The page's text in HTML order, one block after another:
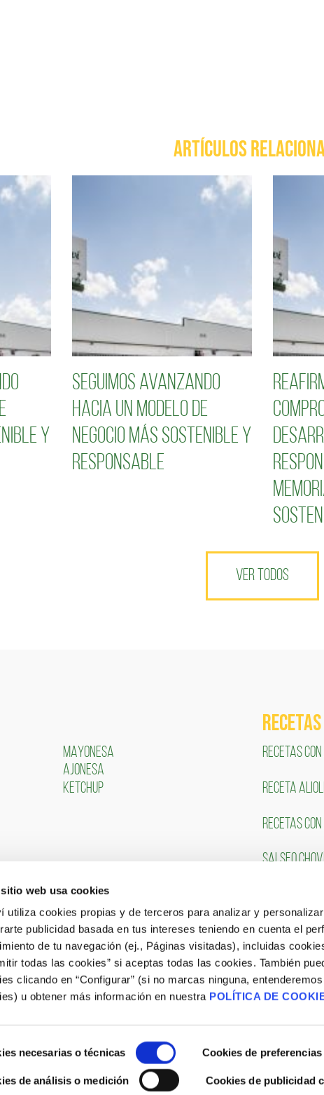
web usa cookies
utiliza cookies propias y de terceros para analizar y
publicidad basada en tus intereses teniendo en cuenta el
de tu navegación (ej., Páginas visitadas), incluidas
todas las cookies” si aceptas todas las cookies. También
clicando en “Configurar” (si no marcas ninguna,
u obtener más información en nuestra POLÍTICA DE
necesarias o técnicas Cookies de
de análisis o medición Cookies de publicidad
ARTÍCULOS
y
Seguimos avanzando
hacia un modelo de
negocio más sostenible y
responsable
VER TODOS
MAYONESA
AJONESA
KETCHUP
RECETAS
RECETA ALIOLI
RECETAS
SALSEO CHOVÍ
566 522
ÁREA CLIENTES
ACCEDER
Portal de
Aviso Legal Política de Cookies|